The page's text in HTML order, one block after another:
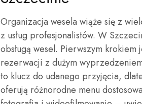
Organizacja wesela wiąże się z
z usług profesjonalistów. W
obsługą wesel. Pierwszym
rezerwacji z dużym
to klucz do udanego przyjęcia,
oferują różnorodne menu